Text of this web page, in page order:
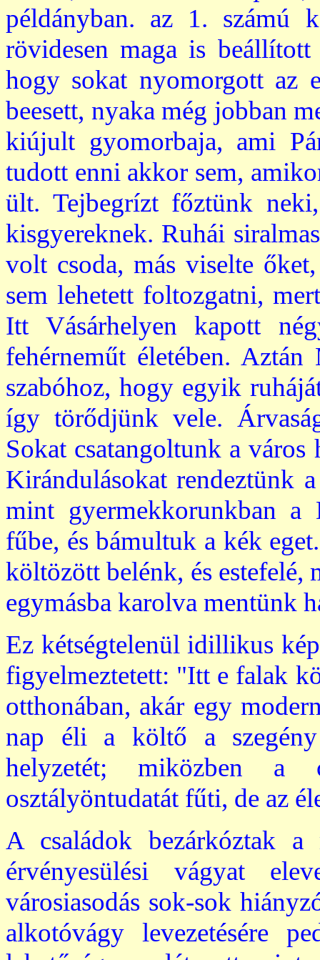
példányban. az 1. számú
rövidesen maga is
hogy sokat nyomorgott az
beesett, nyaka még jobban
kiújult gyomorbaja, ami
tudott enni akkor sem,
ült. Tejbegrízt főztünk
kisgyereknek. Ruhái
volt csoda, más viselte
sem lehetett foltozgatni,
Itt Vásárhelyen kapott
fehérneműt életében.
szabóhoz, hogy egyik
így törődjünk vele.
Sokat csatangoltunk a
Kirándulásokat rendeztünk
mint gyermekkorunkban a
fűbe, és bámultuk a kék
költözött belénk, és estefelé,
egymásba karolva mentünk
Ez kétségtelenül idillikus
figyelmeztetett: "Itt e falak
otthonában, akár egy
nap éli a költő a
helyzetét; miközben a
osztályöntudatát fűti, de az
A családok bezárkóztak a
érvényesülési vágyat
városiasodás sok-sok
alkotóvágy levezetésére